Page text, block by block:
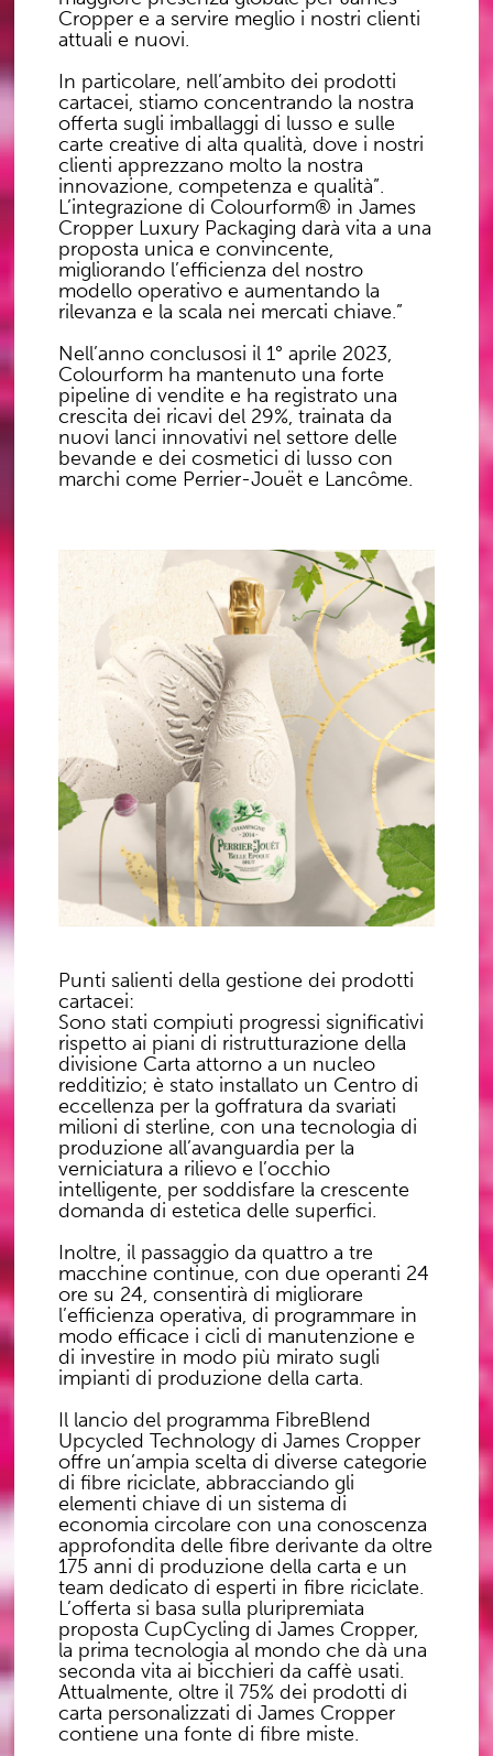
Cropper e a servire meglio i nostri clienti
attuali e nuovi.
In particolare, nell’ambito dei prodotti
cartacei, stiamo concentrando la nostra
offerta sugli imballaggi di lusso e sulle
carte creative di alta qualità, dove i nostri
clienti apprezzano molto la nostra
innovazione, competenza e qualità”.
L’integrazione di Colourform® in James
Cropper Luxury Packaging darà vita a una
proposta unica e convincente,
migliorando l’efficienza del nostro
modello operativo e aumentando la
rilevanza e la scala nei mercati chiave.”
Nell’anno conclusosi il 1° aprile 2023,
Colourform ha mantenuto una forte
pipeline di vendite e ha registrato una
crescita dei ricavi del 29%, trainata da
nuovi lanci innovativi nel settore delle
bevande e dei cosmetici di lusso con
marchi come Perrier-Jouët e Lancôme.
Punti salienti della gestione dei prodotti
cartacei:
Sono stati compiuti progressi significativi
rispetto ai piani di ristrutturazione della
divisione Carta attorno a un nucleo
redditizio; è stato installato un Centro di
eccellenza per la goffratura da svariati
milioni di sterline, con una tecnologia di
produzione all’avanguardia per la
verniciatura a rilievo e l’occhio
intelligente, per soddisfare la crescente
domanda di estetica delle superfici.
Inoltre, il passaggio da quattro a tre
macchine continue, con due operanti 24
ore su 24, consentirà di migliorare
l’efficienza operativa, di programmare in
modo efficace i cicli di manutenzione e
di investire in modo più mirato sugli
impianti di produzione della carta.
Il lancio del programma FibreBlend
Upcycled Technology di James Cropper
offre un’ampia scelta di diverse categorie
di fibre riciclate, abbracciando gli
elementi chiave di un sistema di
economia circolare con una conoscenza
approfondita delle fibre derivante da oltre
175 anni di produzione della carta e un
team dedicato di esperti in fibre riciclate.
L’offerta si basa sulla pluripremiata
proposta CupCycling di James Cropper,
la prima tecnologia al mondo che dà una
seconda vita ai bicchieri da caffè usati.
Attualmente, oltre il 75% dei prodotti di
carta personalizzati di James Cropper
contiene una fonte di fibre miste.